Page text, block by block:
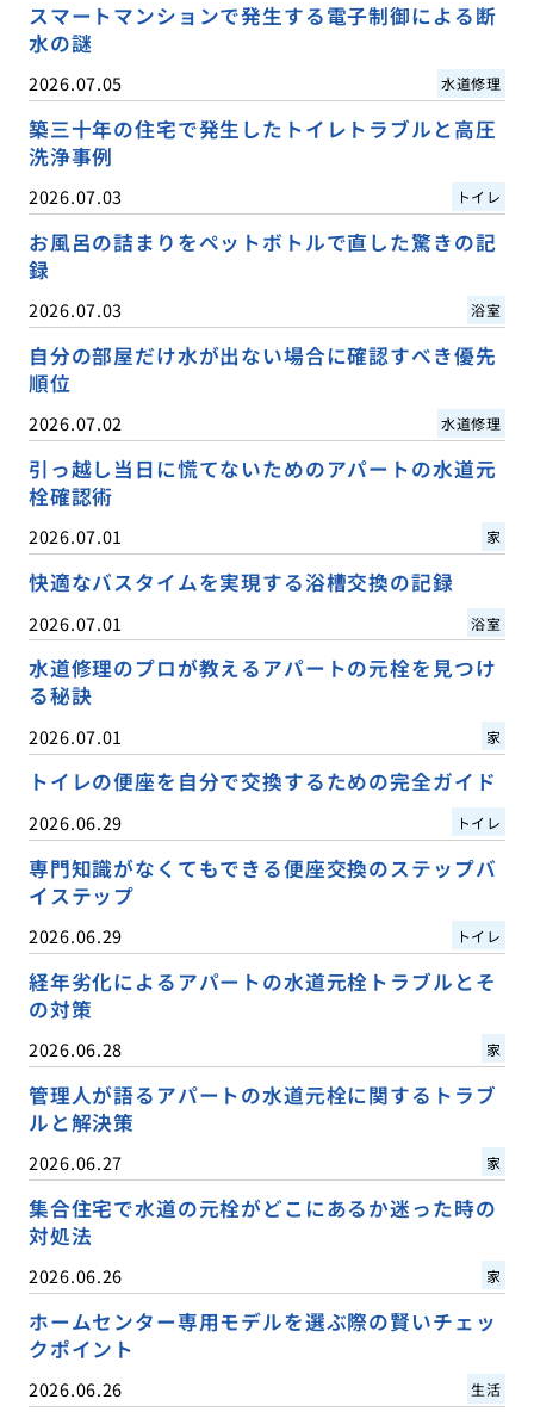
スマートマンションで発生する電子制御による断
水の謎
2026.07.05 水道修理
築三十年の住宅で発生したトイレトラブルと高圧
洗浄事例
2026.07.03 トイレ
お風呂の詰まりをペットボトルで直した驚きの記
録
2026.07.03 浴室
自分の部屋だけ水が出ない場合に確認すべき優先
順位
2026.07.02 水道修理
引っ越し当日に慌てないためのアパートの水道元
栓確認術
2026.07.01 家
快適なバスタイムを実現する浴槽交換の記録
2026.07.01 浴室
水道修理のプロが教えるアパートの元栓を見つけ
る秘訣
2026.07.01 家
トイレの便座を自分で交換するための完全ガイド
2026.06.29 トイレ
専門知識がなくてもできる便座交換のステップバ
イステップ
2026.06.29 トイレ
経年劣化によるアパートの水道元栓トラブルとそ
の対策
2026.06.28 家
管理人が語るアパートの水道元栓に関するトラブ
ルと解決策
2026.06.27 家
集合住宅で水道の元栓がどこにあるか迷った時の
対処法
2026.06.26 家
ホームセンター専用モデルを選ぶ際の賢いチェッ
クポイント
2026.06.26 生活